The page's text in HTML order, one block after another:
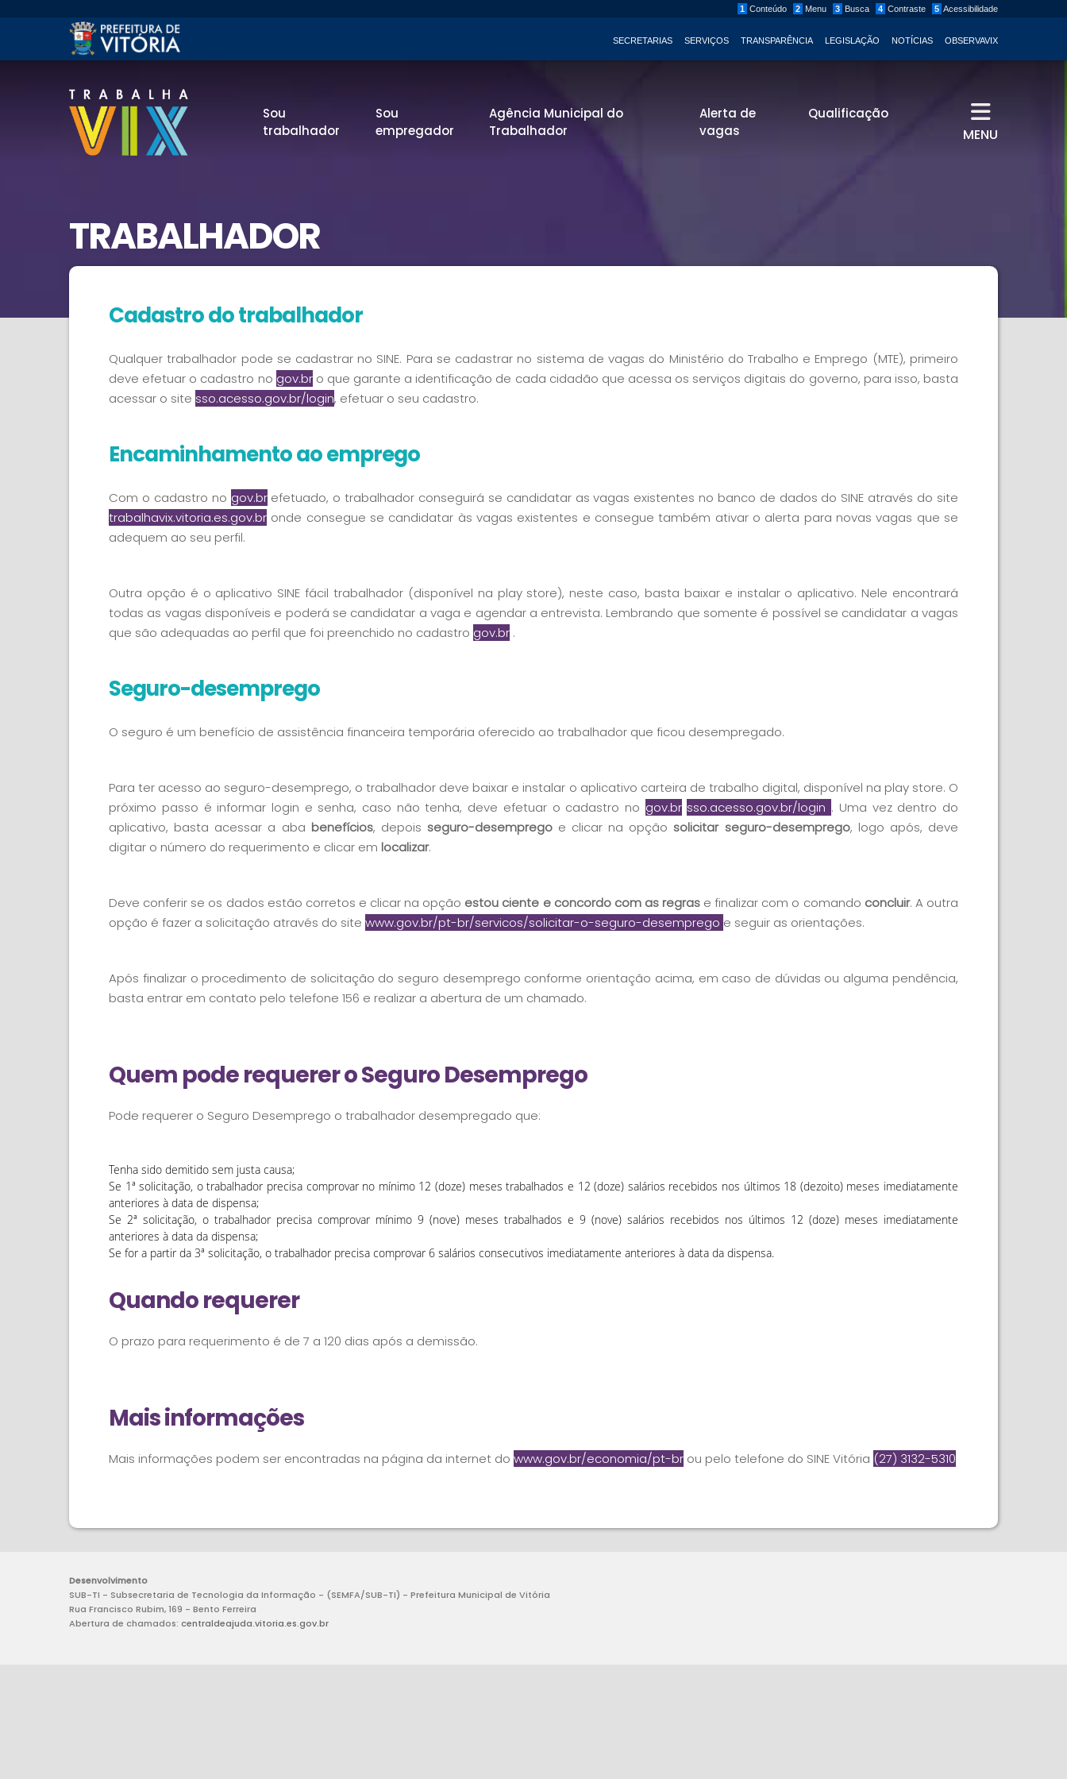
1 Conteúdo 2 Menu 3 Busca 4 Contraste 5 Acessibilidade
SECRETARIAS SERVIÇOS TRANSPARÊNCIA LEGISLAÇÃO NOTÍCIAS OBSERVAVIX
Sou
trabalhador
Sou
empregador
Agência Municipal do
Trabalhador
Alerta de
vagas
Qualificação
MENU
TRABALHADOR
Cadastro do trabalhador
Qualquer trabalhador pode se cadastrar no SINE. Para se cadastrar no sistema de vagas do Ministério do Trabalho e Emprego (MTE), primeiro
deve efetuar o cadastro no gov.bro que garante a identificação de cada cidadão que acessa os serviços digitais do governo, para isso, basta
acessar o site sso.acesso.gov.br/login, efetuar o seu cadastro.
Encaminhamento ao emprego
Com o cadastro no gov.brefetuado, o trabalhador conseguirá se candidatar as vagas existentes no banco de dados do SINE através do site
trabalhavix.vitoria.es.gov.br onde consegue se candidatar às vagas existentes e consegue também ativar o alerta para novas vagas que se
adequem ao seu perfil.
Outra opção é o aplicativo SINE fácil trabalhador (disponível na play store), neste caso, basta baixar e instalar o aplicativo. Nele encontrará
todas as vagas disponíveis e poderá se candidatar a vaga e agendar a entrevista. Lembrando que somente é possível se candidatar a vagas
que são adequadas ao perfil que foi preenchido no cadastro gov.br .
Seguro-desemprego
O seguro é um benefício de assistência financeira temporária oferecido ao trabalhador que ficou desempregado.
Para ter acesso ao seguro-desemprego, o trabalhador deve baixar e instalar o aplicativo carteira de trabalho digital, disponível na play store. O
próximo passo é informar login e senha, caso não tenha, deve efetuar o cadastro no gov.br sso.acesso.gov.br/login . Uma vez dentro do
aplicativo, basta acessar a aba benefícios, depois seguro-desempregoe clicar na opçãosolicitar seguro-desemprego, logo após, deve
digitar o número do requerimento e clicar em localizar.
Deve conferir se os dados estão corretos e clicar na opção estou ciente e concordo com as regras e finalizar com o comando concluir. A outra
opção é fazer a solicitação através do sitewww.gov.br/pt-br/servicos/solicitar-o-seguro-desemprego e seguir as orientações.
Após finalizar o procedimento de solicitação do seguro desemprego conforme orientação acima, em caso de dúvidas ou alguma pendência,
basta entrar em contato pelo telefone 156 e realizar a abertura de um chamado.
Quem pode requerer o Seguro Desemprego
Pode requerer o Seguro Desemprego o trabalhador desempregado que:
Tenha sido demitido sem justa causa;
Se 1ª solicitação, o trabalhador precisa comprovar no mínimo 12 (doze) meses trabalhados e 12 (doze) salários recebidos nos últimos 18 (dezoito) meses imediatamente
anteriores à data de dispensa;
Se 2ª solicitação, o trabalhador precisa comprovar mínimo 9 (nove) meses trabalhados e 9 (nove) salários recebidos nos últimos 12 (doze) meses imediatamente
anteriores à data da dispensa;
Se for a partir da 3ª solicitação, o trabalhador precisa comprovar 6 salários consecutivos imediatamente anteriores à data da dispensa.
Quando requerer
O prazo para requerimento é de 7 a 120 dias após a demissão.
Mais informações
Mais informações podem ser encontradas na página da internet dowww.gov.br/economia/pt-br ou pelo telefone do SINE Vitória (27) 3132-5310
Desenvolvimento
SUB-TI - Subsecretaria de Tecnologia da Informação - (SEMFA/SUB-TI) - Prefeitura Municipal de Vitória
Rua Francisco Rubim, 169 - Bento Ferreira
Abertura de chamados: centraldeajuda.vitoria.es.gov.br